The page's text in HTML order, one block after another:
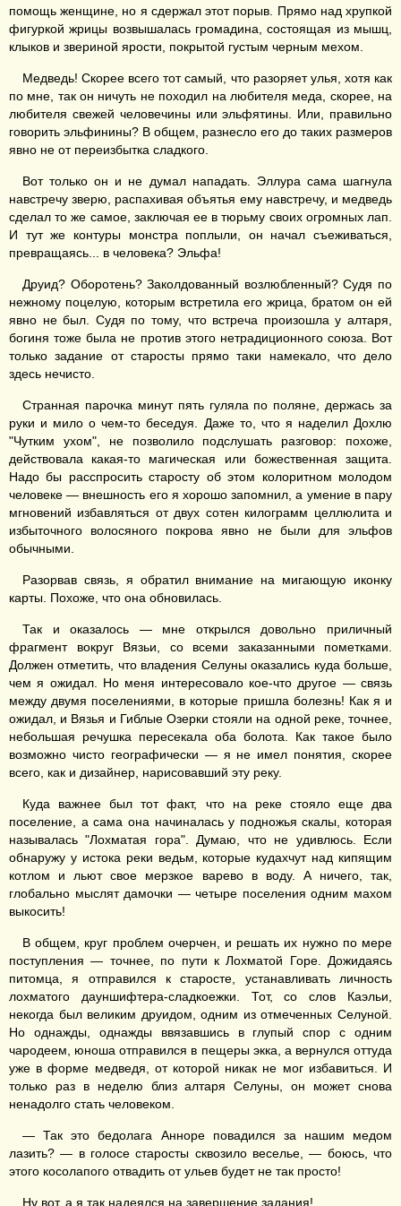
помощь женщине, но я сдержал этот порыв. Прямо над хрупкой
фигуркой жрицы возвышалась громадина, состоящая из мышц,
клыков и звериной ярости, покрытой густым черным мехом.
Медведь! Скорее всего тот самый, что разоряет улья, хотя как
по мне, так он ничуть не походил на любителя меда, скорее, на
любителя свежей человечины или эльфятины. Или, правильно
говорить эльфинины? В общем, разнесло его до таких размеров
явно не от переизбытка сладкого.
Вот только он и не думал нападать. Эллура сама шагнула
навстречу зверю, распахивая объятья ему навстречу, и медведь
сделал то же самое, заключая ее в тюрьму своих огромных лап.
И тут же контуры монстра поплыли, он начал съеживаться,
превращаясь... в человека? Эльфа!
Друид? Оборотень? Заколдованный возлюбленный? Судя по
нежному поцелую, которым встретила его жрица, братом он ей
явно не был. Судя по тому, что встреча произошла у алтаря,
богиня тоже была не против этого нетрадиционного союза. Вот
только задание от старосты прямо таки намекало, что дело
здесь нечисто.
Странная парочка минут пять гуляла по поляне, держась за
руки и мило о чем-то беседуя. Даже то, что я наделил Дохлю
"Чутким ухом", не позволило подслушать разговор: похоже,
действовала какая-то магическая или божественная защита.
Надо бы расспросить старосту об этом колоритном молодом
человеке — внешность его я хорошо запомнил, а умение в пару
мгновений избавляться от двух сотен килограмм целлюлита и
избыточного волосяного покрова явно не были для эльфов
обычными.
Разорвав связь, я обратил внимание на мигающую иконку
карты. Похоже, что она обновилась.
Так и оказалось — мне открылся довольно приличный
фрагмент вокруг Вязьи, со всеми заказанными пометками.
Должен отметить, что владения Селуны оказались куда больше,
чем я ожидал. Но меня интересовало кое-что другое — связь
между двумя поселениями, в которые пришла болезнь! Как я и
ожидал, и Вязья и Гиблые Озерки стояли на одной реке, точнее,
небольшая речушка пересекала оба болота. Как такое было
возможно чисто географически — я не имел понятия, скорее
всего, как и дизайнер, нарисовавший эту реку.
Куда важнее был тот факт, что на реке стояло еще два
поселение, а сама она начиналась у подножья скалы, которая
называлась "Лохматая гора". Думаю, что не удивлюсь. Если
обнаружу у истока реки ведьм, которые кудахчут над кипящим
котлом и льют свое мерзкое варево в воду. А ничего, так,
глобально мыслят дамочки — четыре поселения одним махом
выкосить!
В общем, круг проблем очерчен, и решать их нужно по мере
поступления — точнее, по пути к Лохматой Горе. Дожидаясь
питомца, я отправился к старосте, устанавливать личность
лохматого дауншифтера-сладкоежки. Тот, со слов Каэльи,
некогда был великим друидом, одним из отмеченных Селуной.
Но однажды, однажды ввязавшись в глупый спор с одним
чародеем, юноша отправился в пещеры экка, а вернулся оттуда
уже в форме медведя, от которой никак не мог избавиться. И
только раз в неделю близ алтаря Селуны, он может снова
ненадолго стать человеком.
— Так это бедолага Анноре повадился за нашим медом
лазить? — в голосе старосты сквозило веселье, — боюсь, что
этого косолапого отвадить от ульев будет не так просто!
Ну вот, а я так надеялся на завершение задания!